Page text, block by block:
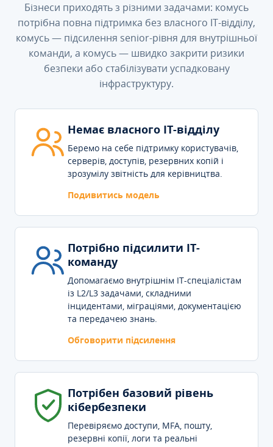
Бізнеси приходять з різними задачами: комусь
потрібна повна підтримка без власного IT-відділу,
комусь — підсилення senior-рівня для внутрішньої
команди, а комусь — швидко закрити ризики
безпеки або стабілізувати успадковану
інфраструктуру.
Немає власного IT-відділу
Беремо на себе підтримку користувачів,
серверів, доступів, резервних копій і
зрозумілу звітність для керівництва.
Подивитись модель
Потрібно підсилити IT-
команду
Допомагаємо внутрішнім IT-спеціалістам
із L2/L3 задачами, складними
інцидентами, міграціями, документацією
та передачею знань.
Обговорити підсилення
Потрібен базовий рівень
кібербезпеки
Перевіряємо доступи, MFA, пошту,
резервні копії, логи та реальні